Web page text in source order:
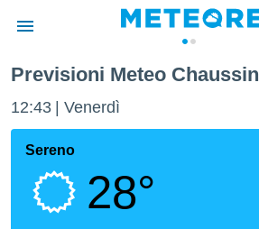
di
per
Previsioni Meteo Chaussin
12:43 Venerdì
Sereno
28°